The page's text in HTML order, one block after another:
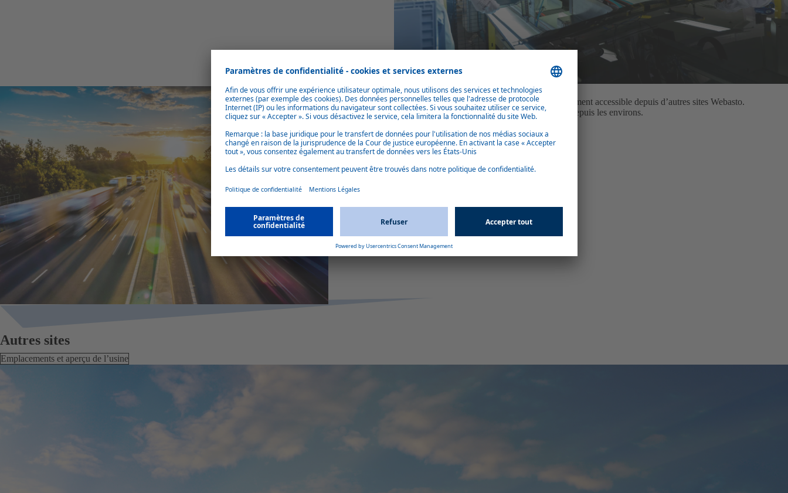
Accessibilité du site
Grâce à sa proximité avec l’autoroute, l’emplacement est très facilement accessible depuis d’autres sites Webasto.
De plus, notre site de production est également très facile d’accès depuis les environs.
Autres sites
Emplacements et aperçu de l’usine